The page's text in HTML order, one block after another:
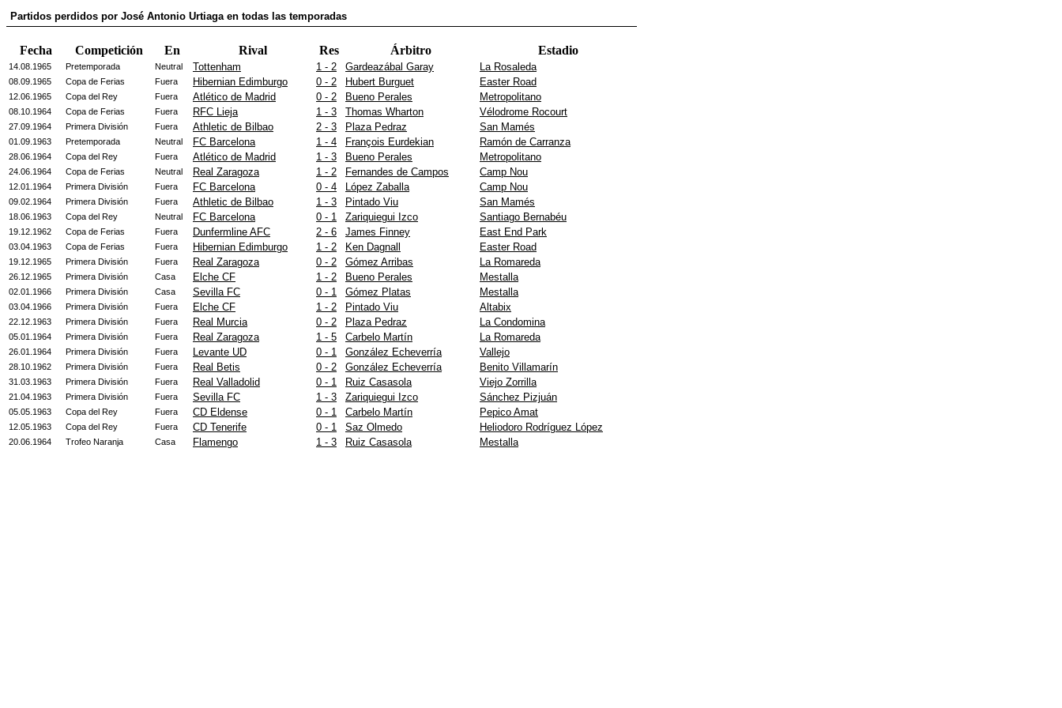
Partidos perdidos por José Antonio Urtiaga en todas las temporadas
Fecha Competición En Rival Res Árbitro Estadio
14.08.1965 Pretemporada Neutral Tottenham 1 - 2 Gardeazábal Garay La Rosaleda
08.09.1965 Copa de Ferias Fuera Hibernian Edimburgo 0 - 2 Hubert Burguet Easter Road
12.06.1965 Copa del Rey Fuera Atlético de Madrid 0 - 2 Bueno Perales Metropolitano
08.10.1964 Copa de Ferias Fuera RFC Lieja 1 - 3 Thomas Wharton Vélodrome Rocourt
27.09.1964 Primera División Fuera Athletic de Bilbao 2 - 3 Plaza Pedraz San Mamés
01.09.1963 Pretemporada Neutral FC Barcelona 1 - 4 François Eurdekian Ramón de Carranza
28.06.1964 Copa del Rey Fuera Atlético de Madrid 1 - 3 Bueno Perales Metropolitano
24.06.1964 Copa de Ferias Neutral Real Zaragoza 1 - 2 Fernandes de Campos Camp Nou
12.01.1964 Primera División Fuera FC Barcelona 0 - 4 López Zaballa Camp Nou
09.02.1964 Primera División Fuera Athletic de Bilbao 1 - 3 Pintado Viu San Mamés
18.06.1963 Copa del Rey Neutral FC Barcelona 0 - 1 Zariquiegui Izco Santiago Bernabéu
19.12.1962 Copa de Ferias Fuera Dunfermline AFC 2 - 6 James Finney East End Park
03.04.1963 Copa de Ferias Fuera Hibernian Edimburgo 1 - 2 Ken Dagnall Easter Road
19.12.1965 Primera División Fuera Real Zaragoza 0 - 2 Gómez Arribas La Romareda
26.12.1965 Primera División Casa Elche CF 1 - 2 Bueno Perales Mestalla
02.01.1966 Primera División Casa Sevilla FC 0 - 1 Gómez Platas Mestalla
03.04.1966 Primera División Fuera Elche CF 1 - 2 Pintado Viu Altabix
22.12.1963 Primera División Fuera Real Murcia 0 - 2 Plaza Pedraz La Condomina
05.01.1964 Primera División Fuera Real Zaragoza 1 - 5 Carbelo Martín La Romareda
26.01.1964 Primera División Fuera Levante UD 0 - 1 González Echeverría Vallejo
28.10.1962 Primera División Fuera Real Betis 0 - 2 González Echeverría Benito Villamarín
31.03.1963 Primera División Fuera Real Valladolid 0 - 1 Ruiz Casasola Viejo Zorrilla
21.04.1963 Primera División Fuera Sevilla FC 1 - 3 Zariquiegui Izco Sánchez Pizjuán
05.05.1963 Copa del Rey Fuera CD Eldense 0 - 1 Carbelo Martín Pepico Amat
12.05.1963 Copa del Rey Fuera CD Tenerife 0 - 1 Saz Olmedo Heliodoro Rodríguez López
20.06.1964 Trofeo Naranja Casa Flamengo 1 - 3 Ruiz Casasola Mestalla